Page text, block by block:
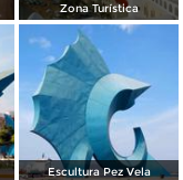
Zona Turística
Escultura Pez Vela